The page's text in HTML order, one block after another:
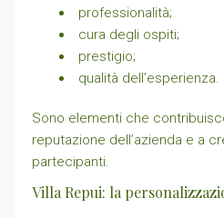
professionalità;
cura degli ospiti;
prestigio;
qualità dell’esperienza.
Sono elementi che
reputazione dell’azienda e a
partecipanti.
Villa Repui: la